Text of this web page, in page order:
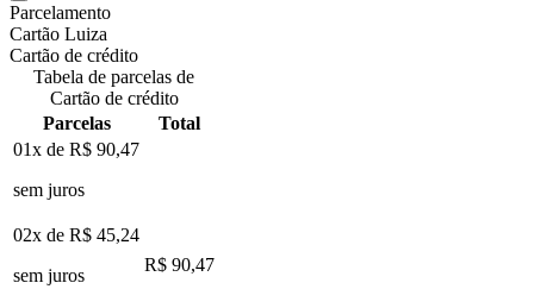
Parcelamento
Cartão Luiza
Cartão de crédito
Tabela de parcelas de
Cartão de crédito
Parcelas
Total
01x de R$ 90,47
sem juros
02x de R$ 45,24
sem juros
R$ 90,47